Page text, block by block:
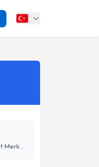
Yeşilırmak, Vali Zekai Gümüşdiş Blv. No:29, 60230 Tokat Merkez/Tokat